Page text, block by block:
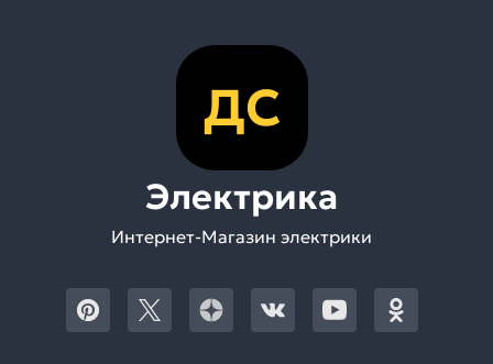
ДС
Электрика
Интернет-Магазин электрики